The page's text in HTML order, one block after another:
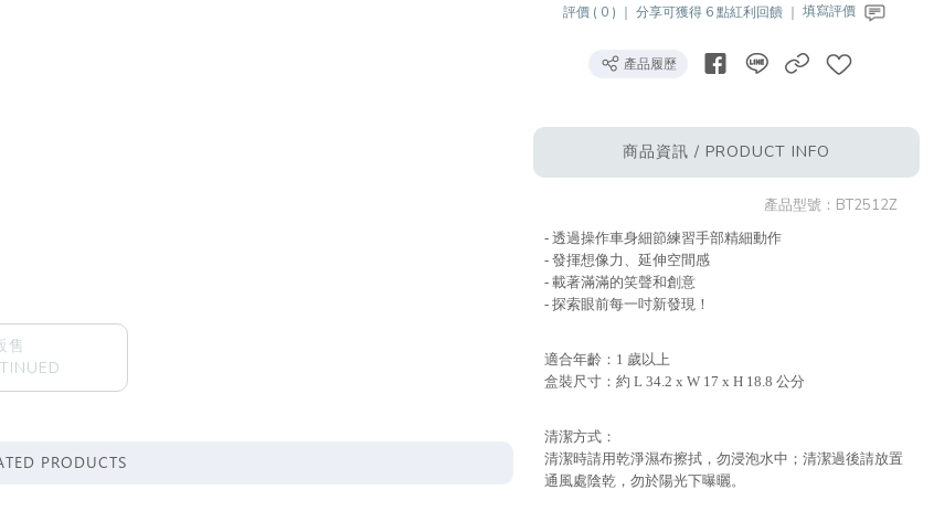
評價 ( 0 ) ｜ 分享可獲得 6 點紅利回饋 ｜ 填寫評價
產品履歷
商品資訊 / PRODUCT INFO
產品型號： BT2512Z
- 透過操作車身細節練習手部精細動作
- 發揮想像力、延伸空間感
- 載著滿滿的笑聲和創意
- 探索眼前每一吋新發現！
適合年齡：1 歲以上
盒裝尺寸：約 L 34.2 x W 17 x H 18.8 公分
清潔方式：
清潔時請用乾淨濕布擦拭，勿浸泡水中；清潔過後請放置
通風處陰乾，勿於陽光下曝曬。
售
PRODUCTS